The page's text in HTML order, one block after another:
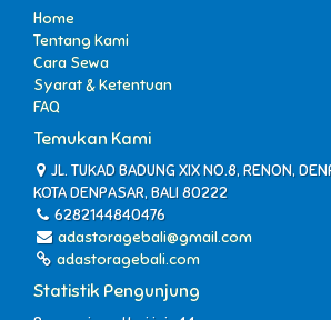
Home
Tentang Kami
Cara Sewa
Syarat & Ketentuan
FAQ
Temukan Kami
JL. TUKAD BADUNG XIX NO.8, RENON,
KOTA DENPASAR, BALI 80222
6282144840476
adastoragebali@gmail.com
adastoragebali.com
Statistik Pengunjung